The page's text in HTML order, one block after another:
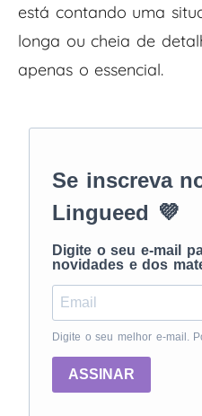
está contando uma
longa ou cheia de
apenas o essencial.
Se inscreva
Lingueed 💜
Digite o seu e-mail
novidades e dos
Digite o seu melhor e-mail.
ASSINAR